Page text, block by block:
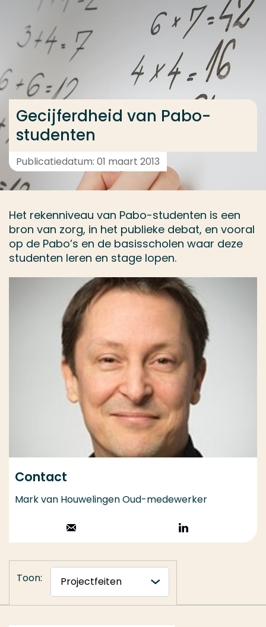
Ga direct naar de content
... > Projectfeiten
Gecijferdheid van Pabo-
studenten
Publicatiedatum: 01 maart 2013
Het rekenniveau van Pabo-studenten is een
bron van zorg, in het publieke debat, en vooral
op de Pabo’s en de basisscholen waar deze
studenten leren en stage lopen.
Contact
Mark van Houwelingen Oud-medewerker
Stuur een email
Volg op
LinkedIn
Toon:
Veel gezocht
Opleiding
Contact